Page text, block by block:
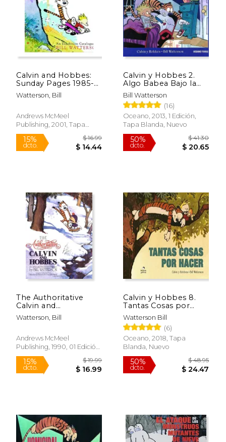
15%
dcto.
$ 16.99
$ 14.44
Rápido
15%
dcto. $
Rápido
Calvin and Hobbes:
Sunday Pages 1985-
1995 (en Inglés)
Watterson, Bill
Andrews McMeel
Publishing, 2001, Tapa
Blanda, Nuevo
Calvin y Hobbes 2.
Algo Babea Bajo la
Cama
Bill Watterson
(16)
Oceano, 2013, 1 Edición,
Tapa Blanda, Nuevo
The Authoritative
Calvin and
Hobbes,Includes
Cartoons From
Weirdos From
Another Planet (en
Watterson, Bill
Andrews McMeel
Publishing, 1990, 01 Edición,
Tapa Blanda, Nuevo
Calvin y Hobbes 8.
Tantas Cosas por
Hacer
Watterson Bill
(6)
Oceano, 2018, Tapa
Blanda, Nuevo